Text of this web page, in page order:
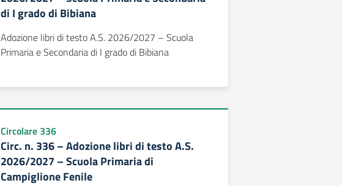
di I grado di Bibiana
Adozione libri di testo A.S. 2026/2027 – Scuola
Primaria e Secondaria di I grado di Bibiana
Circolare 336
Circ. n. 336 – Adozione libri di testo A.S.
2026/2027 – Scuola Primaria di
Campiglione Fenile